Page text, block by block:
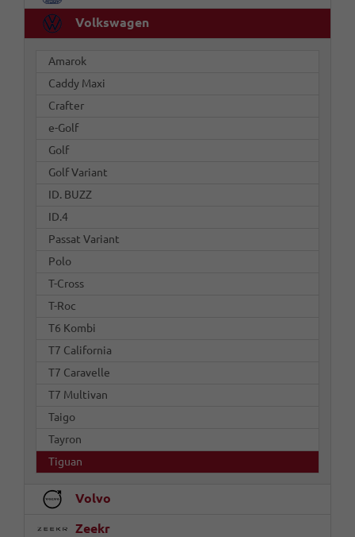
Volkswagen
Amarok
Caddy Maxi
Crafter
e-Golf
Golf
Golf Variant
ID. BUZZ
ID.4
Passat Variant
Polo
T-Cross
T-Roc
T6 Kombi
T7 California
T7 Caravelle
T7 Multivan
Taigo
Tayron
Tiguan
Volvo
Zeekr